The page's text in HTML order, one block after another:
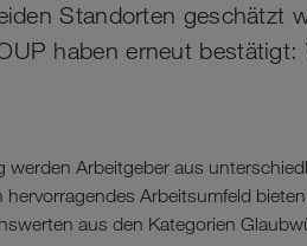
Standorten geschätzt
haben erneut
werden Arbeitgeber aus
Arbeitsumfeld
aus den Kategorien